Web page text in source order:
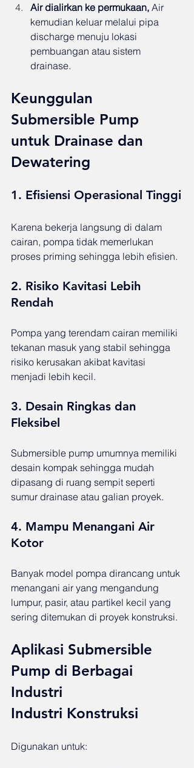
Air dialirkan ke permukaan, Air
kemudian keluar melalui pipa
discharge menuju lokasi
pembuangan atau sistem
drainase.
Keunggulan
Submersible Pump
untuk Drainase dan
Dewatering
1. Efisiensi Operasional Tinggi
Karena bekerja langsung di dalam
cairan, pompa tidak memerlukan
proses priming sehingga lebih efisien.
2. Risiko Kavitasi Lebih
Rendah
Pompa yang terendam cairan memiliki
tekanan masuk yang stabil sehingga
risiko kerusakan akibat kavitasi
menjadi lebih kecil.
3. Desain Ringkas dan
Fleksibel
Submersible pump umumnya memiliki
desain kompak sehingga mudah
dipasang di ruang sempit seperti
sumur drainase atau galian proyek.
4. Mampu Menangani Air
Kotor
Banyak model pompa dirancang untuk
menangani air yang mengandung
lumpur, pasir, atau partikel kecil yang
sering ditemukan di proyek konstruksi.
Aplikasi Submersible
Pump di Berbagai
Industri
Industri Konstruksi
Digunakan untuk: